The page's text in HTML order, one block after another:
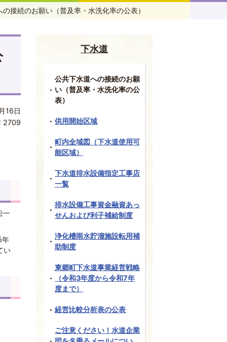
接続のお願い（普及率・水洗化率の公表）
16日
2709
一
年
い
下水道
公共下水道への接続のお願
い（普及率・水洗化率の公
表）
供用開始区域
町内全域図（下水道使用可
能区域）
下水道排水設備指定工事店
一覧
排水設備工事資金融資あっ
せんおよび利子補給制度
浄化槽雨水貯溜施設転用補
助制度
東郷町下水道事業経営戦略
（令和3年度から令和7年
度まで）
経営比較分析表の公表
ご注意ください！水道企業